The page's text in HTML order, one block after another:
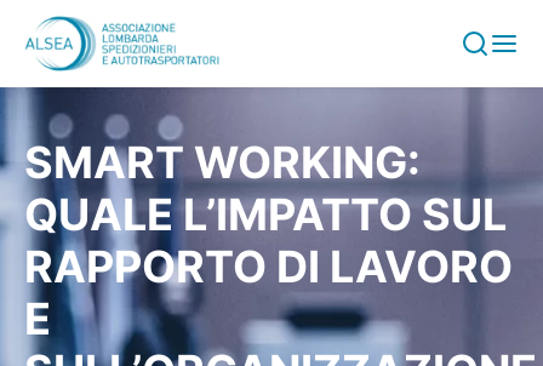
Vai al contenuto
SMART WORKING:
QUALE L’IMPATTO SUL
RAPPORTO DI LAVORO
E